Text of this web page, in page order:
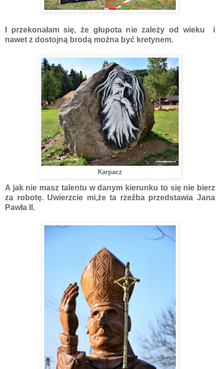
I przekonałam się, że głupota nie zależy od wieku i
nawet z dostojną brodą można być kretynem.
Karpacz
A jak nie masz talentu w danym kierunku to się nie bierz
za robotę. Uwierzcie mi,że ta rzeźba przedstawia Jana
Pawła II.